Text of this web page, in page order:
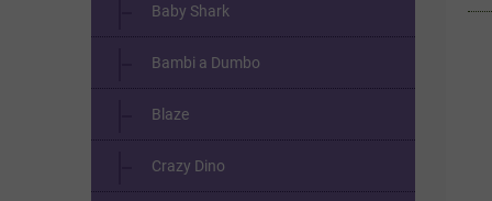
Baby Shark
Bambi a Dumbo
Blaze
Crazy Dino